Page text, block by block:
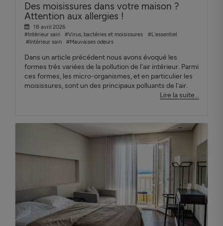
Des moisissures dans votre maison ?
Attention aux allergies !
18 avril 2026
#Intérieur sain
#Virus, bactéries et moisissures
#L'essentiel
#Intérieur sain
#Mauvaises odeurs
Dans un article précédent nous avons évoqué les
formes très variées de la pollution de l'air intérieur. Parmi
ces formes, les micro-organismes, et en particulier les
moisissures, sont un des principaux polluants de l'air.
Lire la suite...